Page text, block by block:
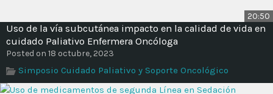
20:50
Uso de la vía subcutánea impacto en la calidad de vida en
cuidado Paliativo Enfermera Oncóloga
Posted on 18 octubre, 2023
Simposio Cuidado Paliativo y Soporte Oncológico